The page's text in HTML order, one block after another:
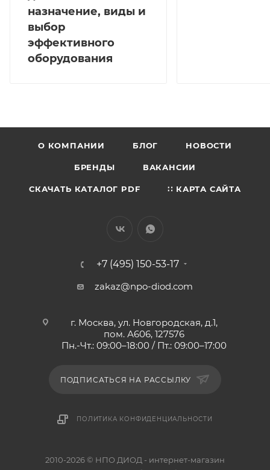
назначение, виды и
выбор
эффективного
оборудования
О КОМПАНИИ БЛОГ НОВОСТИ
БРЕНДЫ ВАКАНСИИ
СКАЧАТЬ КАТАЛОГ PDF ∷ КАРТА САЙТА
+7 (495) 150-53-17
zakaz@npo-diod.com
г. Москва, ул. Новгородская, д.1,
пом. А606, 127576
Пн.-Чт.: 09:00–18:00 / Пт.: 09:00–17:00
ПОДПИСАТЬСЯ НА РАССЫЛКУ
ПОЛИТИКА КОНФИДЕНЦИАЛЬНОСТИ
2010-2026 © НПО ДИОД - интернет-магазин